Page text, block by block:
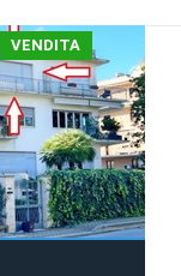
VENDITA